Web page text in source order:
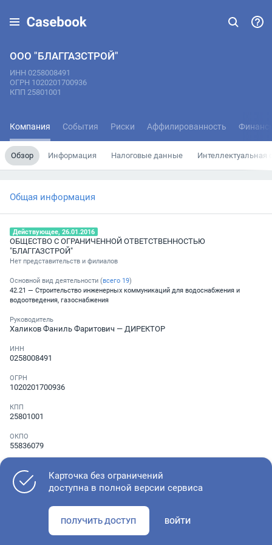
ООО "БЛАГГАЗСТРОЙ"
ИНН 0258008491
ОГРН 1020201700936
КПП 25801001
Компания События Риски Аффилированность
Обзор Информация Налоговые данные Интеллектуальная
Общая информация
Действующее, 26.01.2016
ОБЩЕСТВО С ОГРАНИЧЕННОЙ ОТВЕТСТВЕННОСТЬЮ
"БЛАГГАЗСТРОЙ"
Нет представительств и филиалов
Основной вид деятельности (всего 19)
42.21 — Строительство инженерных коммуникаций для водоснабжения и
водоотведения, газоснабжения
Руководитель
Халиков Фаниль Фаритович — ДИРЕКТОР
ИНН
0258008491
ОГРН
1020201700936
КПП
25801001
ОКПО
55836079
Не указан
Как оценить состояние компании
Карточка без ограничений
доступна в полной версии сервиса
ПОЛУЧИТЬ ДОСТУП ВОЙТИ